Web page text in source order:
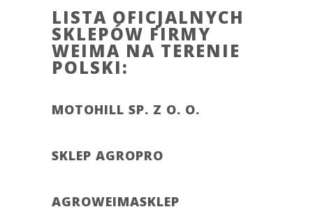
LISTA OFICJALNYCH
SKLEPÓW FIRMY
WEIMA NA TERENIE
POLSKI:
MOTOHILL SP. Z O. O.
SKLEP AGROPRO
AGROWEIMASKLEP